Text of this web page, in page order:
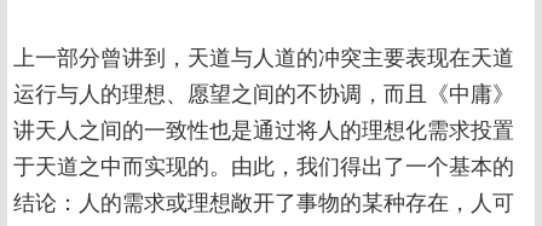
上一部分曾讲到，天道与人道的冲突主要表现在天道
运行与人的理想、愿望之间的不协调，而且《中庸》
讲天人之间的一致性也是通过将人的理想化需求投置
于天道之中而实现的。由此，我们得出了一个基本的
结论：人的需求或理想敞开了事物的某种存在，人可